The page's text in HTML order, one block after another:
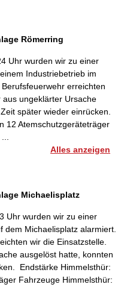
Römerring
Uhr wurden wir zu einer
Industriebetrieb im
erreichten
ungeklärter Ursache
später wieder einrücken.
12 Atemschutzgeräteträger
Alles anzeigen
Michaelisplatz
Uhr wurden wir zu einer
Michaelisplatz alarmiert.
wir die Einsatzstelle.
ausgelöst hatte, konnten
Endstärke Himmelsthür:
Fahrzeuge Himmelsthür: